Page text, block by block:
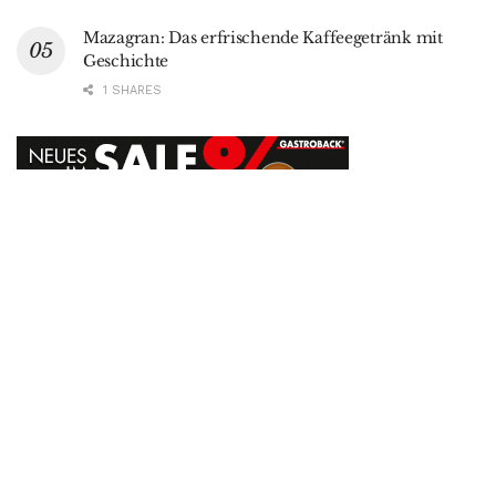
Mazagran: Das erfrischende Kaffeegetränk mit
Geschichte
1 SHARES